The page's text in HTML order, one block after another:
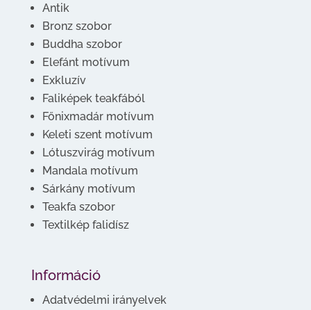
Antik
Bronz szobor
Buddha szobor
Elefánt motívum
Exkluzív
Faliképek teakfából
Főnixmadár motívum
Keleti szent motívum
Lótuszvirág motívum
Mandala motívum
Sárkány motívum
Teakfa szobor
Textilkép falidísz
Információ
Adatvédelmi irányelvek